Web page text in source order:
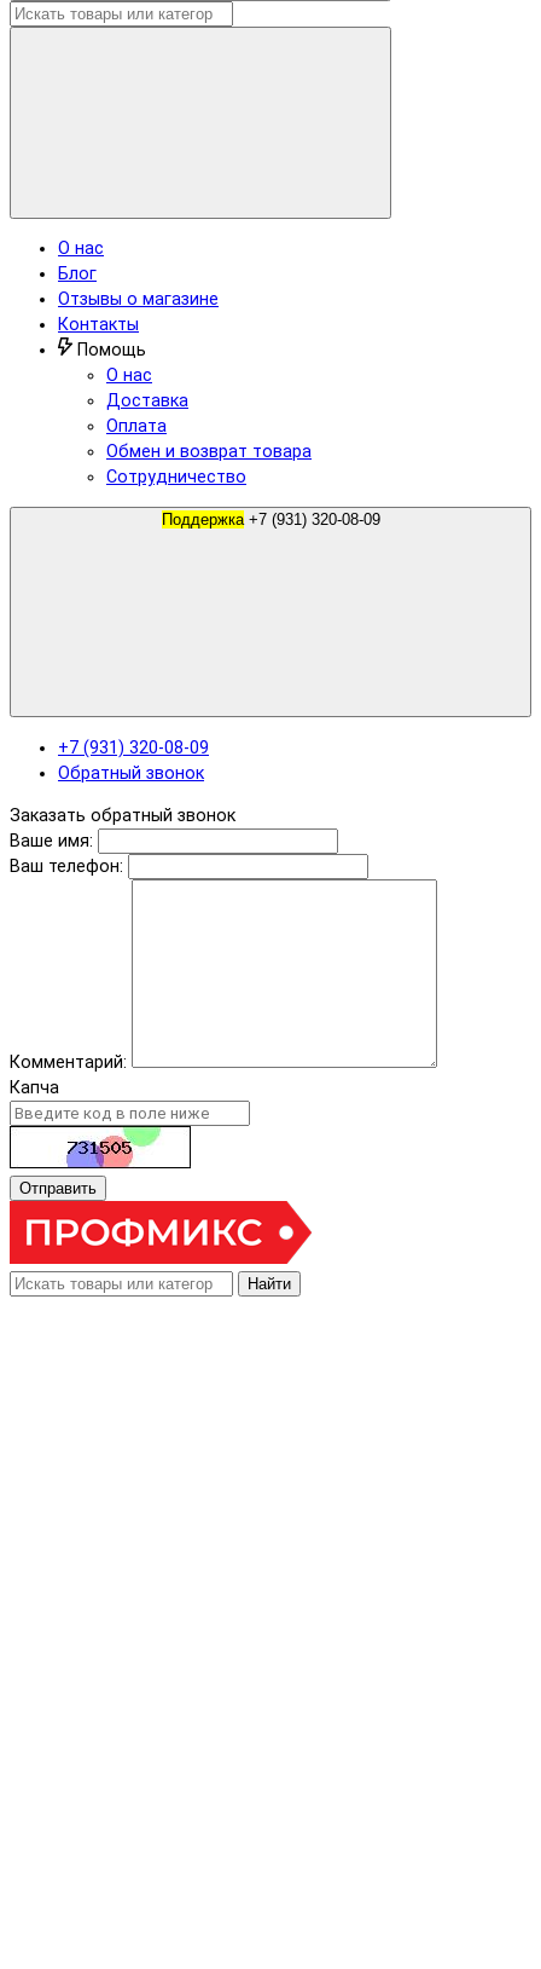
О нас
Блог
Отзывы о магазине
Контакты
Помощь
О нас
Доставка
Оплата
Обмен и возврат товара
Сотрудничество
Поддержка +7 (931) 320-08-09
+7 (931) 320-08-09
Обратный звонок
Заказать обратный звонок
Ваше имя:
Ваш телефон:
Комментарий:
Капча
Отправить
Найти